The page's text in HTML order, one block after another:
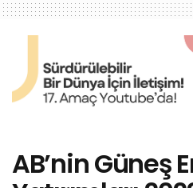
AB’nin Güneş